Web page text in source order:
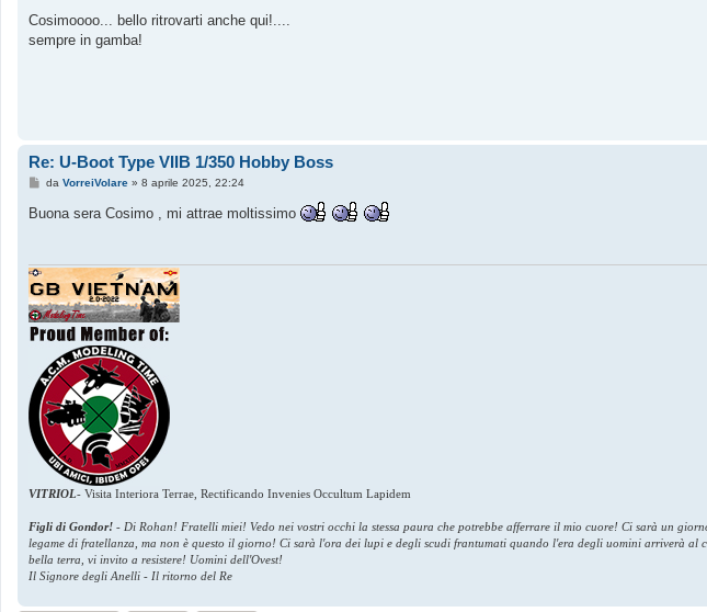
s
a
Cosimoooo... bello ritrovarti anche qui!....
sempre in gamba!
Re: U-Boot Type VIIB 1/350 Hobby Boss
M
s
i
o
da VorreiVolare» 8 aprile 2025, 22:24
Buona sera Cosimo , mi attrae moltissimo
VITRIOL- Visita Interiora Terrae, Rectificando Invenies Occultum Lapidem
Figli di Gondor! - Di Rohan! Fratelli miei! Vedo nei vostri occhi la stessa paura che potrebbe afferrare il mio cuore! Ci sarà un
legame di fratellanza, ma non è questo il giorno! Ci sarà l'ora dei lupi e degli scudi frantumati quando l'era degli uomini arriverà
bella terra, vi invito a resistere! Uomini dell'Ovest!
Il Signore degli Anelli - Il ritorno del Re